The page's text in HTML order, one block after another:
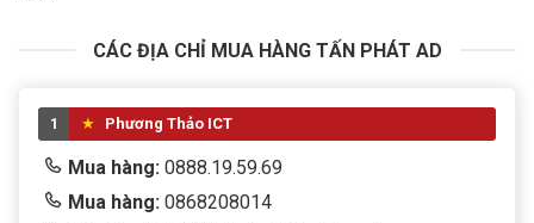
CÁC ĐỊA CHỈ MUA HÀNG TẤN PHÁT AD
1 Phương Thảo ICT
Mua hàng: 0888.19.59.69
Mua hàng: 0868208014